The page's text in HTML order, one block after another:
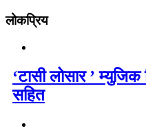
लोकप्रिय
‘टासी लोसार ’ म्युजिक
सहित